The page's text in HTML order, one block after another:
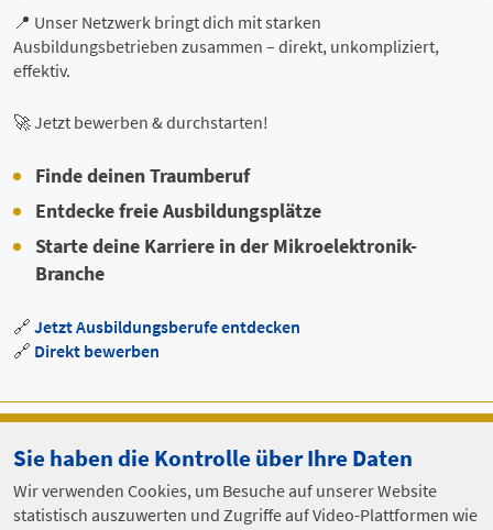
📍 Unser Netzwerk bringt dich mit starken
Ausbildungsbetrieben zusammen – direkt, unkompliziert,
effektiv.
🚀 Jetzt bewerben & durchstarten!
Finde deinen Traumberuf
Entdecke freie Ausbildungsplätze
Starte deine Karriere in der Mikroelektronik-
Branche
🔗 Jetzt Ausbildungsberufe entdecken
🔗 Direkt bewerben
Aus- und Weiterbildungsnetzwerk Hochtechnologie
c/o Ferdinand-Braun-Institut (FBH) Leibniz-Institut für
Sie haben die Kontrolle über Ihre Daten
Wir verwenden Cookies, um Besuche auf unserer Website
statistisch auszuwerten und Zugriffe auf Video-Plattformen wie